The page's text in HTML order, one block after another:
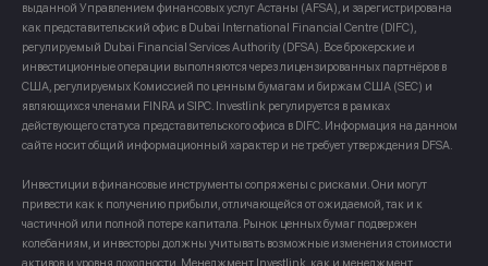
выданной Управлением финансовых услуг Астаны (AFSA), и зарегистрирована
как представительский офис в Dubai International Financial Centre (DIFC),
регулируемый Dubai Financial Services Authority (DFSA). Все брокерские и
инвестиционные операции выполняются через лицензированных партнёров в
США, регулируемых Комиссией по ценным бумагам и биржам США (SEC) и
являющихся членами FINRA и SIPC. Investlink регулируется в рамках
действующего статуса представительского офиса в DIFC. Информация на данном
сайте носит общий информационный характер и не требует утверждения DFSA.
Инвестиции в финансовые инструменты сопряжены с рисками. Они могут
привести как к получению прибыли, отличающейся от ожидаемой, так и к
частичной или полной потере капитала. Рынок ценных бумаг подвержен
колебаниям, и инвесторы должны учитывать возможные изменения стоимости